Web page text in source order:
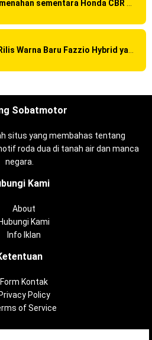
Sobatmotor
situs yang membahas tentang
roda dua di tanah air dan manca
negara.
Kami
About
Hubungi Kami
Info Iklan
Form Kontak
Privacy Policy
of Service